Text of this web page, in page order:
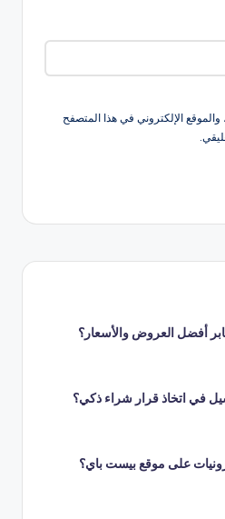
الإلكتروني في هذا المتصفح
أفضل العروض والأسعار؟
في اتخاذ قرار شراء ذكي؟
على موقع بيست باي؟